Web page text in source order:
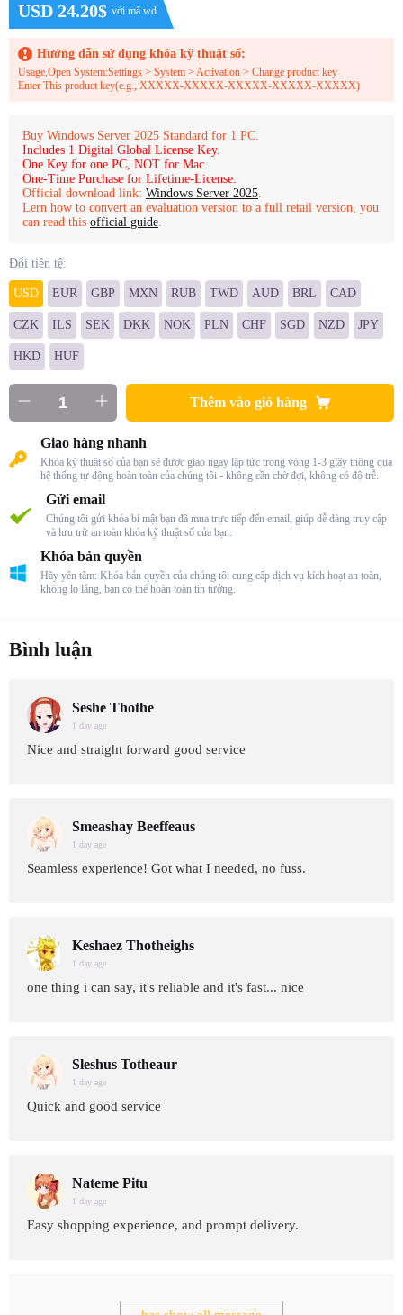
USD 24.20$ với mã wd
Hướng dẫn sử dụng khóa kỹ thuật số:
Usage,Open System:Settings > System > Activation > Change product key
Enter This product key(e.g., XXXXX-XXXXX-XXXXX-XXXXX-XXXXX)
Buy Windows Server 2025 Standard for 1 PC.
Includes 1 Digital Global License Key.
One Key for one PC, NOT for Mac.
One-Time Purchase for Lifetime-License.
Official download link: Windows Server 2025.
Lern how to convert an evaluation version to a full retail version, you
can read this official guide.
Đổi tiền tệ:
USD EUR GBP MXN RUB TWD AUD BRL CAD
CZK ILS SEK DKK NOK PLN CHF SGD NZD JPY
HKD HUF
Thêm vào giỏ hàng
Giao hàng nhanh
Khóa kỹ thuật số của bạn sẽ được giao ngay lập tức trong vòng 1-3 giây thông qua
hệ thống tự động hoàn toàn của chúng tôi - không cần chờ đợi, không có độ trễ.
Gửi email
Chúng tôi gửi khóa bí mật bạn đã mua trực tiếp đến email, giúp dễ dàng truy cập
và lưu trữ an toàn khóa kỹ thuật số của bạn.
Khóa bản quyền
Hãy yên tâm: Khóa bản quyền của chúng tôi cung cấp dịch vụ kích hoạt an toàn,
không lo lắng, bạn có thể hoàn toàn tin tưởng.
Bình luận
Seshe Thothe
1 day age
Nice and straight forward good service
Smeashay Beeffeaus
1 day age
Seamless experience! Got what I needed, no fuss.
Keshaez Thotheighs
1 day age
one thing i can say, it's reliable and it's fast... nice
Sleshus Totheaur
1 day age
Quick and good service
Nateme Pitu
1 day age
Easy shopping experience, and prompt delivery.